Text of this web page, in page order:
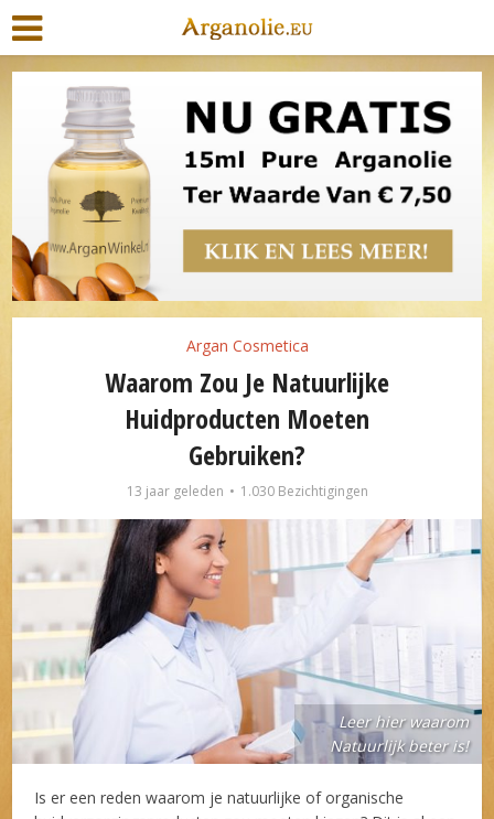
Argan Cosmetica
Waarom Zou Je Natuurlijke
Huidproducten Moeten
Gebruiken?
13 jaar geleden 1.030 Bezichtigingen
Leer hier waarom
Natuurlijk beter is!
Is er een reden waarom je natuurlijke of organische